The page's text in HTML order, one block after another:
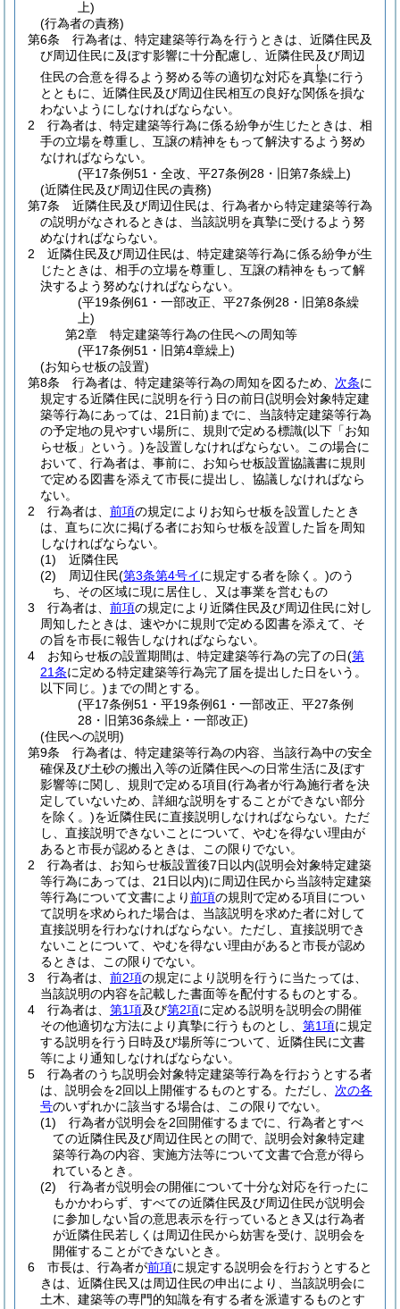
上)
(行為者の責務)
第6条
行為者は、特定建築等行為を行うときは、近隣住民及
び周辺住民に及ぼす影響に十分配慮し、近隣住民及び周辺
住民の合意を得るよう努める等の適切な対応を真摯
し
に行う
とともに、近隣住民及び周辺住民相互の良好な関係を損な
わないようにしなければならない。
2
行為者は、特定建築等行為に係る紛争が生じたときは、相
手の立場を尊重し、互譲の精神をもって解決するよう努め
なければならない。
(平17条例51・全改、平27条例28・旧第7条繰上)
(近隣住民及び周辺住民の責務)
第7条
近隣住民及び周辺住民は、行為者から特定建築等行為
の説明がなされるときは、当該説明を真摯に受けるよう努
めなければならない。
2
近隣住民及び周辺住民は、特定建築等行為に係る紛争が生
じたときは、相手の立場を尊重し、互譲の精神をもって解
決するよう努めなければならない。
(平19条例61・一部改正、平27条例28・旧第8条繰
上)
第2章
特定建築等行為の住民への周知等
(平17条例51・旧第4章繰上)
(お知らせ板の設置)
第8条
行為者は、特定建築等行為の周知を図るため、 次条に
規定する近隣住民に説明を行う日の前日(説明会対象特定建
築等行為にあっては、21日前) までに、当該特定建築等行為
の予定地の見やすい場所に、規則で定める標識(以下「お知
らせ板」という。)を設置しなければならない。
この場合に
おいて、行為者は、事前に、お知らせ板設置協議書に規則
で定める図書を添えて市長に提出し、協議しなければなら
ない。
2
行為者は、 前項の規定によりお知らせ板を設置したとき
は、直ちに次に掲げる者にお知らせ板を設置した旨を周知
しなければならない。
(1)
近隣住民
(2)
周辺住民(第3条第4号イに規定する者を除く。)のう
ち、その区域に現に居住し、又は事業を営むもの
3
行為者は、 前項の規定により近隣住民及び周辺住民に対し
周知したときは、速やかに規則で定める図書を添えて、そ
の旨を市長に報告しなければならない。
4
お知らせ板の設置期間は、特定建築等行為の完了の日(第
21条に定める特定建築等行為完了届を提出した日をいう。
以下同じ。) までの間とする。
(平17条例51・平19条例61・一部改正、平27条例
28・旧第36条繰上・一部改正)
(住民への説明)
第9条
行為者は、特定建築等行為の内容、当該行為中の安全
確保及び土砂の搬出入等の近隣住民への日常生活に及ぼす
影響等に関し、規則で定める項目(行為者が行為施行者を決
定していないため、詳細な説明をすることができない部分
を除く。)を近隣住民に直接説明しなければならない。 ただ
し、直接説明できないことについて、やむを得ない理由が
あると市長が認めるときは、この限りでない。
2
行為者は、お知らせ板設置後7日以内(説明会対象特定建築
等行為にあっては、21日以内)に周辺住民から当該特定建築
等行為について文書により前項の規則で定める項目につい
て説明を求められた場合は、当該説明を求めた者に対して
直接説明を行わなければならない。 ただし、直接説明でき
ないことについて、やむを得ない理由があると市長が認め
るときは、この限りでない。
3
行為者は、 前2項の規定により説明を行うに当たっては、
当該説明の内容を記載した書面等を配付するものとする。
4
行為者は、 第1項及び第2項に定める説明を説明会の開催
その他適切な方法により真摯に行うものとし、 第1項に規定
する説明を行う日時及び場所等について、近隣住民に文書
等により通知しなければならない。
5
行為者のうち説明会対象特定建築等行為を行おうとする者
は、説明会を2回以上開催するものとする。 ただし、 次の各
号のいずれかに該当する場合は、この限りでない。
(1)
行為者が説明会を2回開催するまでに、行為者とすべ
ての近隣住民及び周辺住民との間で、説明会対象特定建
築等行為の内容、実施方法等について文書で合意が得ら
れているとき。
(2)
行為者が説明会の開催について十分な対応を行ったに
もかかわらず、すべての近隣住民及び周辺住民が説明会
に参加しない旨の意思表示を行っているとき又は行為者
が近隣住民若しくは周辺住民から妨害を受け、説明会を
開催することができないとき。
6
市長は、行為者が前項に規定する説明会を行おうとすると
きは、近隣住民又は周辺住民の申出により、当該説明会に
土木、建築等の専門的知識を有する者を派遣するものとす